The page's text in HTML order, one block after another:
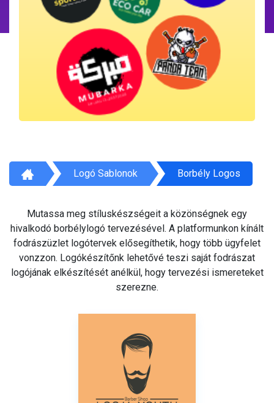
Logó Sablonok Borbély Logos
Mutassa meg stíluskészségeit a közönségnek egy
hivalkodó borbélylogó tervezésével. A platformunkon kínált
fodrászüzlet logótervek elősegíthetik, hogy több ügyfelet
vonzzon. Logókészítőnk lehetővé teszi saját fodrászat
logójának elkészítését anélkül, hogy tervezési ismereteket
szerezne.